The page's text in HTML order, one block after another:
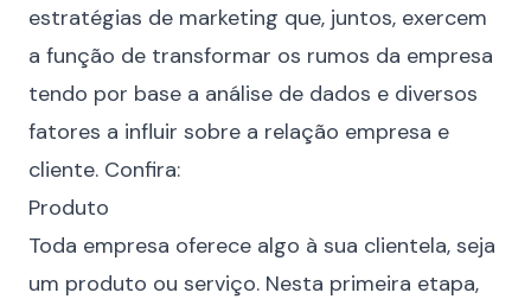
estratégias de marketing que, juntos, exercem
a função de transformar os rumos da empresa
tendo por base a análise de dados e diversos
fatores a influir sobre a relação empresa e
cliente. Confira:
Produto
Toda empresa oferece algo à sua clientela, seja
um produto ou serviço. Nesta primeira etapa,